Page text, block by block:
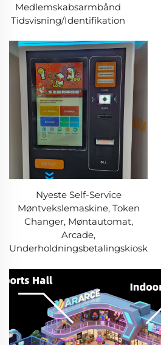
Medlemskabsarmbånd
Tidsvisning/Identifikation
Nyeste Self-Service
Møntvekslemaskine, Token
Changer, Møntautomat,
Arcade,
Underholdningsbetalingskiosk